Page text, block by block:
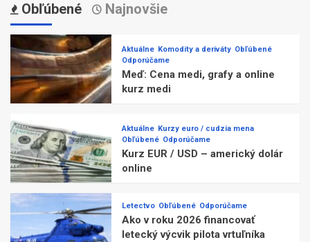
Obľúbené Najnovšie
Aktuálne Komodity a deriváty Obľúbené
Odporúčame
Meď: Cena medi, grafy a online
kurz medi
Aktuálne Kurzy euro / cudzia mena
Obľúbené Odporúčame
Kurz EUR / USD – americký dolár
online
Letectvo Obľúbené Odporúčame
Ako v roku 2026 financovať
letecký výcvik pilota vrtuľníka